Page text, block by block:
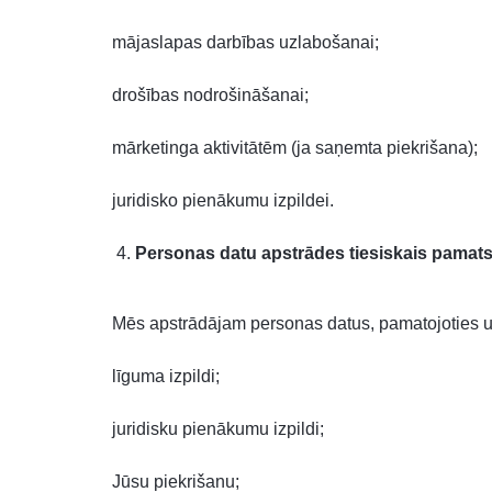
mājaslapas darbības uzlabošanai;
drošības nodrošināšanai;
mārketinga aktivitātēm (ja saņemta piekrišana);
juridisko pienākumu izpildei.
Personas datu apstrādes tiesiskais pamats
Mēs apstrādājam personas datus, pamatojoties
līguma izpildi;
juridisku pienākumu izpildi;
Jūsu piekrišanu;